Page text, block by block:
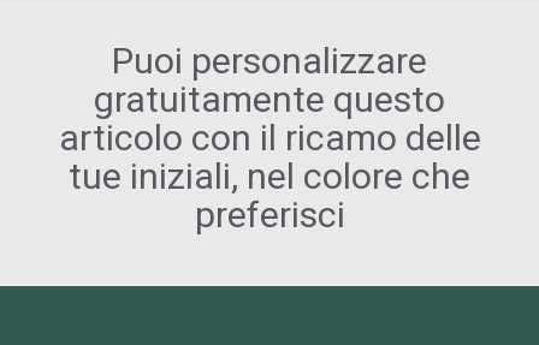
Puoi personalizzare
gratuitamente questo
articolo con il ricamo delle
tue iniziali, nel colore che
preferisci